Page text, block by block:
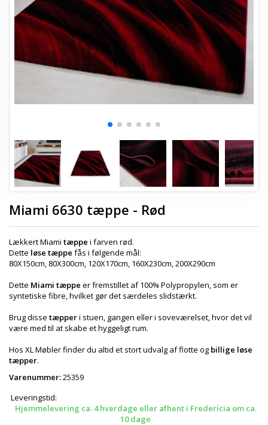
+
HAVEMØBLER
OUTLET
Miami 6630 tæppe - Rød
Lækkert Miami tæppe i farven rød.
Dette løse tæppe fås i følgende mål:
80X150cm, 80X300cm, 120X170cm, 160X230cm, 200X290cm
Dette Miami tæppe er fremstillet af 100% Polypropylen, som er
syntetiske fibre, hvilket gør det særdeles slidstærkt.
Brug disse tæpperi stuen, gangen eller i soveværelset, hvor det vil
være med til at skabe et hyggeligt rum.
Hos XL Møbler finder du altid et stort udvalg af flotte og billige løse
tæpper.
Varenummer:25359
Leveringstid:
Hjemmelevering ca. 4 hverdage eller afhent i Fredericia om ca.
10 dage